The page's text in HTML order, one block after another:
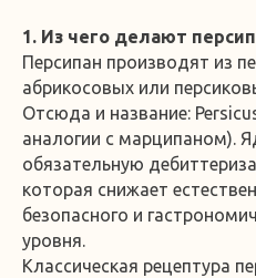
1. Из чего делают
Персипан производят из
абрикосовых или
Отсюда и название:
аналогии с марципаном).
обязательную
которая снижает
безопасного и
уровня.
Классическая рецептура